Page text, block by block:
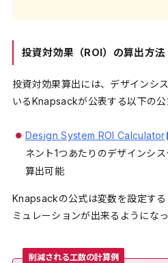
投資対効果（ROI）の算出方法
投資対効果算出には、デザインシ
いるKnapsackが公表する以下の公
Design System ROI Calculator
ネント1つあたりのデザインシ
算出可能
Knapsackの公式は変数を設定す
ミュレーションが出来るようになっ
削減される工数の計算例